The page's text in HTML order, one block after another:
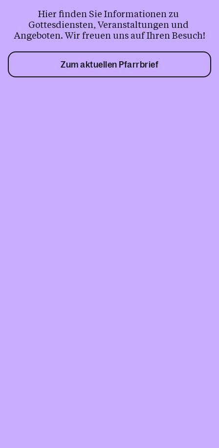
Hier finden Sie Informationen zu
Gottesdiensten, Veranstaltungen und
Angeboten. Wir freuen uns auf Ihren Besuch!
Zum aktuellen Pfarrbrief